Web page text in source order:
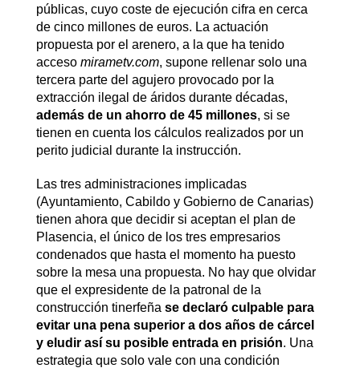
públicas, cuyo coste de ejecución cifra en cerca
de cinco millones de euros. La actuación
propuesta por el arenero, a la que ha tenido
acceso mirametv.com, supone rellenar solo una
tercera parte del agujero provocado por la
extracción ilegal de áridos durante décadas,
además de un ahorro de 45 millones, si se
tienen en cuenta los cálculos realizados por un
perito judicial durante la instrucción.
Las tres administraciones implicadas
(Ayuntamiento, Cabildo y Gobierno de Canarias)
tienen ahora que decidir si aceptan el plan de
Plasencia, el único de los tres empresarios
condenados que hasta el momento ha puesto
sobre la mesa una propuesta. No hay que olvidar
que el expresidente de la patronal de la
construcción tinerfeña se declaró culpable para
evitar una pena superior a dos años de cárcel
y eludir así su posible entrada en prisión. Una
estrategia que solo vale con una condición